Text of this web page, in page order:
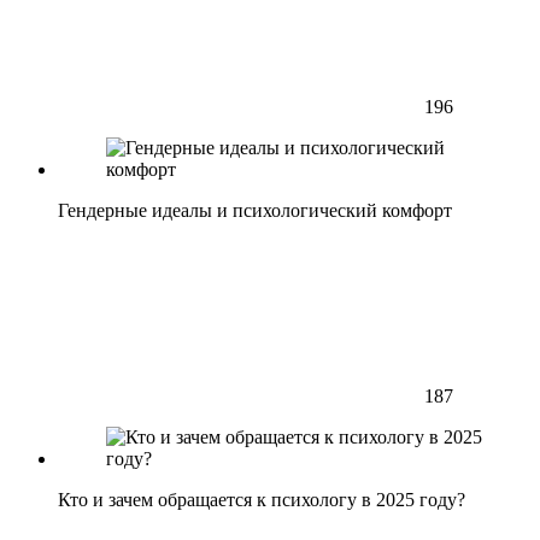
196
Гендерные идеалы и психологический комфорт
187
Кто и зачем обращается к психологу в 2025 году?